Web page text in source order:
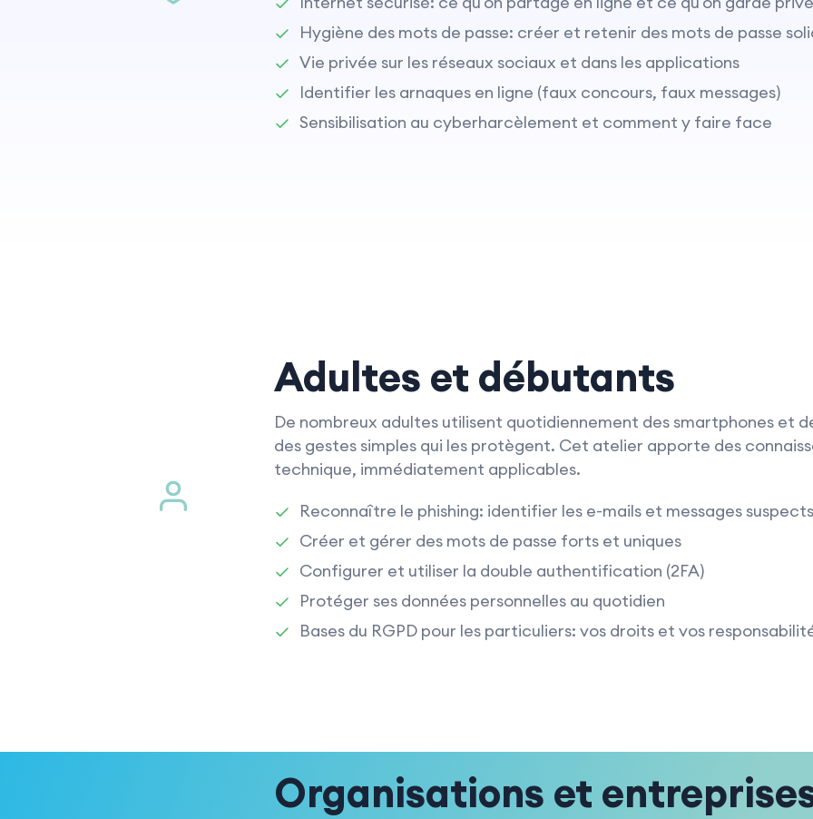
Hygiène des mots de passe: créer et retenir des mots de passe
Vie privée sur les réseaux sociaux et dans les applications
Identifier les arnaques en ligne (faux concours, faux messages)
Sensibilisation au cyberharcèlement et comment y faire face
Adultes et débutants
De nombreux adultes utilisent quotidiennement des smartphones et
des gestes simples qui les protègent. Cet atelier apporte des
technique, immédiatement applicables.
Reconnaître le phishing: identifier les e-mails et messages suspects
Créer et gérer des mots de passe forts et uniques
Configurer et utiliser la double authentification (2FA)
Protéger ses données personnelles au quotidien
Bases du RGPD pour les particuliers: vos droits et vos
Organisations et